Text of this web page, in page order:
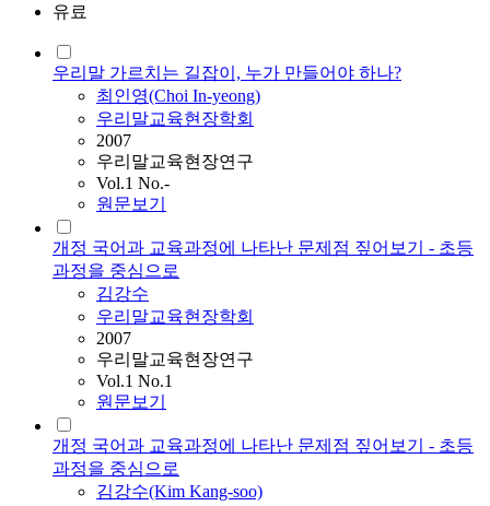
유료
우리말 가르치는 길잡이, 누가 만들어야 하나?
최인영(Choi In-yeong)
우리말교육현장학회
2007
우리말교육현장연구
Vol.1 No.-
원문보기
개정 국어과 교육과정에 나타난 문제점 짚어보기 - 초등
과정을 중심으로
김강수
우리말교육현장학회
2007
우리말교육현장연구
Vol.1 No.1
원문보기
개정 국어과 교육과정에 나타난 문제점 짚어보기 - 초등
과정을 중심으로
김강수(Kim Kang-soo)